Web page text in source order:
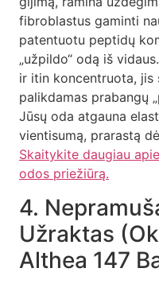
fibroblastus gaminti
patentuotu peptidų
„užpildo“ odą iš
ir itin koncentruota, jis
palikdamas prabangų
Jūsų oda atgauna
vientisumą, prarastą
Skaitykite daugiau
odos priežiūrą.
4.
Užraktas
Althea 147